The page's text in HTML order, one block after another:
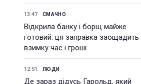
13:47 СМАЧНО
Відкрила банку і борщ майже
готовий: ця заправка заощадить
взимку час і гроші
12:51 ЛЮДИ
Де зараз дідусь Гарольд, який